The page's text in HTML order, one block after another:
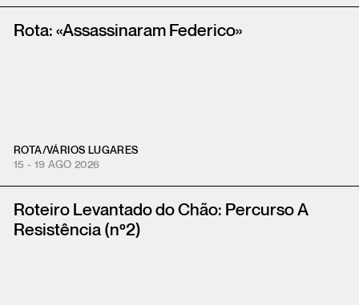
Rota: «Assassinaram Federico»
ROTA/VÁRIOS LUGARES
15 - 19 AGO 2026
Roteiro Levantado do Chão: Percurso A
Resistência (nº2)